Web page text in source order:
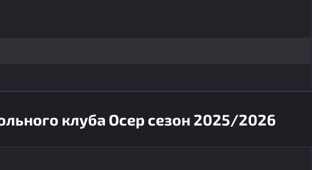
клуба Осер сезон 2025/2026